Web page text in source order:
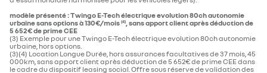
modèle présenté : Twingo E-Tech électrique evolution 80ch autonomie
urbaine​ sans options à 130€/mois (4), sans apport client après déduction de
5 652€ de prime CEE
(3) Exemple pour une Twingo E-Tech électrique evolution 80ch autonomie
urbaine​, hors options.
(3)(4) Location Longue Durée, hors assurances facultatives de 37 mois, 45
000km, sans apport client après déduction de 5 652€ de prime CEE dans
le cadre du dispositif leasing social. Offre sous réserve de validation des